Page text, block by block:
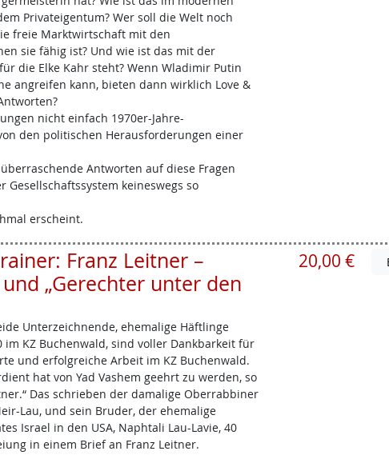
Privateigentum? Wer soll die Welt noch
freie Marktwirtschaft mit den
sie fähig ist? Und wie ist das mit der
die Elke Kahr steht? Wenn Wladimir Putin
angreifen kann, bieten dann wirklich Love &
nicht einfach 1970er-Jahre-
den politischen Herausforderungen einer
Antworten auf diese Fragen
Gesellschaftssystem keineswegs so
erscheint.
Franz Leitner –
„Gerechter unter den
Unterzeichnende, ehemalige Häftlinge
im KZ Buchenwald, sind voller Dankbarkeit für
und erfolgreiche Arbeit im KZ Buchenwald.
hat von Yad Vashem geehrt zu werden, so
Das schrieben der damalige Oberrabbiner
Lau, und sein Bruder, der ehemalige
Israel in den USA, Naphtali Lau-Lavie, 40
in einem Brief an Franz Leitner.
20,00 €